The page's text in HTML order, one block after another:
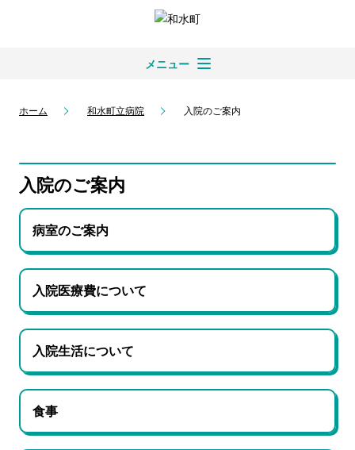
メニュー
ホーム 和水町立病院 入院のご案内
入院のご案内
病室のご案内
入院医療費について
入院生活について
食事